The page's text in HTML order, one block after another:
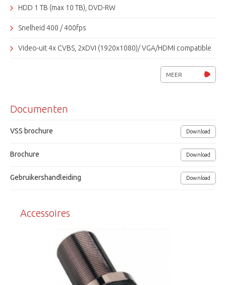
HDD 1 TB (max 10 TB), DVD-RW
Snelheid 400 / 400fps
Video-uit 4x CVBS, 2xDVI (1920x1080)/ VGA/HDMI compatible
Opnamemodi: continu, beweging, alarm, kalender, handmatig
Event aktie: pop-Up, E-mail, PTZ preset
CMS-software, Iphone, Ipad en Android applicatie
Voedingsspanning 110 ~ 240 VAC / 75 W
Afmetingen: 445x88x418 mm (bxhxd)
MEER
Documenten
VSS brochure Download
Brochure Download
Gebruikershandleiding Download
Accessoires